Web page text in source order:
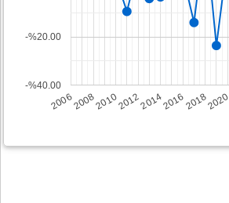
20062008201020122014201620182020
-%40.00
-%20.00